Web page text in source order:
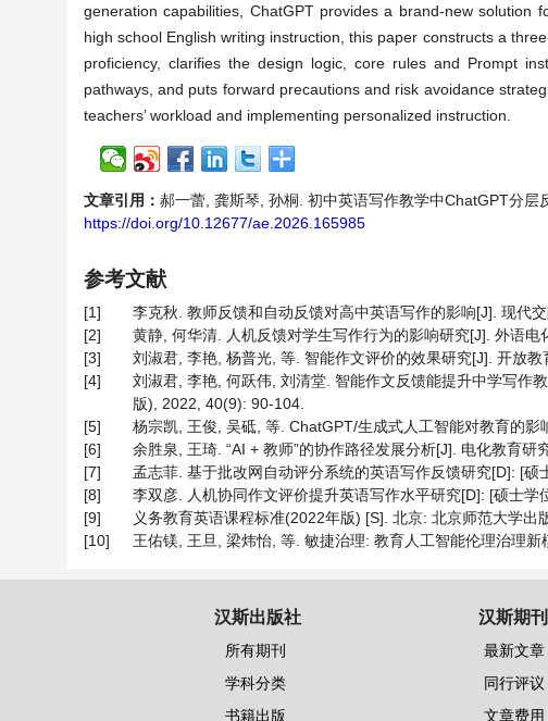
generation capabilities, ChatGPT provides a brand-new
high school English writing instruction, this paper constructs a
proficiency, clarifies the design logic, core rules and Prompt
pathways, and puts forward precautions and risk avoidance
teachers’ workload and implementing personalized instruction.
文章引用： 郝一蕾, 龚斯琴, 孙桐. 初中英语写作教学中ChatGPT分
https://doi.org/10.12677/ae.2026.165985
参考文献
[1]
李克秋. 教师反馈和自动反馈对高中英语写作的影响[J]. 现代
[2]
黄静, 何华清. 人机反馈对学生写作行为的影响研究[J]. 外语电
[3]
刘淑君, 李艳, 杨普光, 等. 智能作文评价的效果研究[J]. 开放
[4]
刘淑君, 李艳, 何跃伟, 刘清堂. 智能作文反馈能提升中学写
版), 2022, 40(9): 90-104.
[5]
杨宗凯, 王俊, 吴砥, 等. ChatGPT/生成式人工智能对教育的
[6]
余胜泉, 王琦. “AI + 教师”的协作路径发展分析[J]. 电化教育研
[7]
孟志菲. 基于批改网自动评分系统的英语写作反馈研究[D]: [硕
[8]
李双彦. 人机协同作文评价提升英语写作水平研究[D]: [硕士学
[9]
义务教育英语课程标准(2022年版) [S]. 北京: 北京师范大学出
[10]
王佑镁, 王旦, 梁炜怡, 等. 敏捷治理: 教育人工智能伦理治理
汉斯出版社
所有期刊
学科分类
书籍出版
汉斯期刊
最新文章
同行评议
文章费用